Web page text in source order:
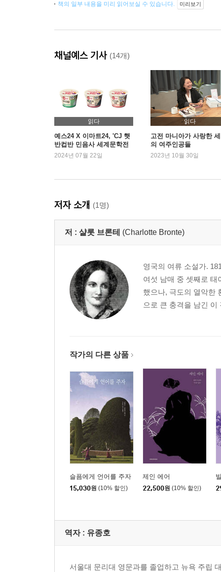
책의 일부 내용을 미리 읽어보실 수 있습니다. 미리보기
채널예스 기사 (14개)
읽다
예스24 X 이마트24, 'CJ 햇
반컵반 민음사 세계문학전
집 에디션' 출시
2024년 07월 22일
읽다
고전 마니아가 사랑한
의 여주인공들
2023년 10월 30일
저자 소개 (1명)
저 : 샬롯 브론테 (Charlotte Bronte)
영국의 여류 소설가.
여섯 남매 중 셋째로
했으나, 극도의 열악한
으로 큰 충격을 남긴
작가의 다른 상품
슬픔에게 언어를 주자
15,030원 (10% 할인)
제인 에어
22,500원 (10% 할인)
역자 : 유종호
서울대 문리대 영문과를 졸업하고 뉴욕 주립